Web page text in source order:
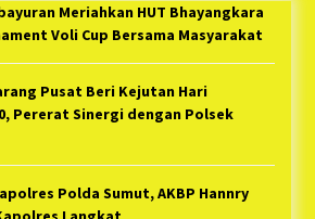
Meriahkan HUT Bhayangkara
Voli Cup Bersama Masyarakat
Pusat Beri Kejutan Hari
Pererat Sinergi dengan Polsek
Polda Sumut, AKBP Hannry